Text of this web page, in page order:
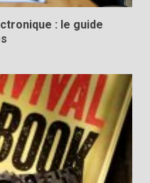
: le guide